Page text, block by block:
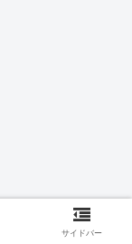
サイドバー